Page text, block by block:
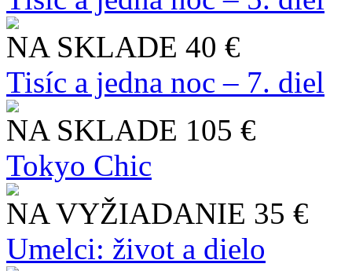
NA SKLADE 40 €
Tisíc a jedna noc – 7. diel
NA SKLADE 105 €
Tokyo Chic
NA VYŽIADANIE 35 €
Umelci: život a dielo